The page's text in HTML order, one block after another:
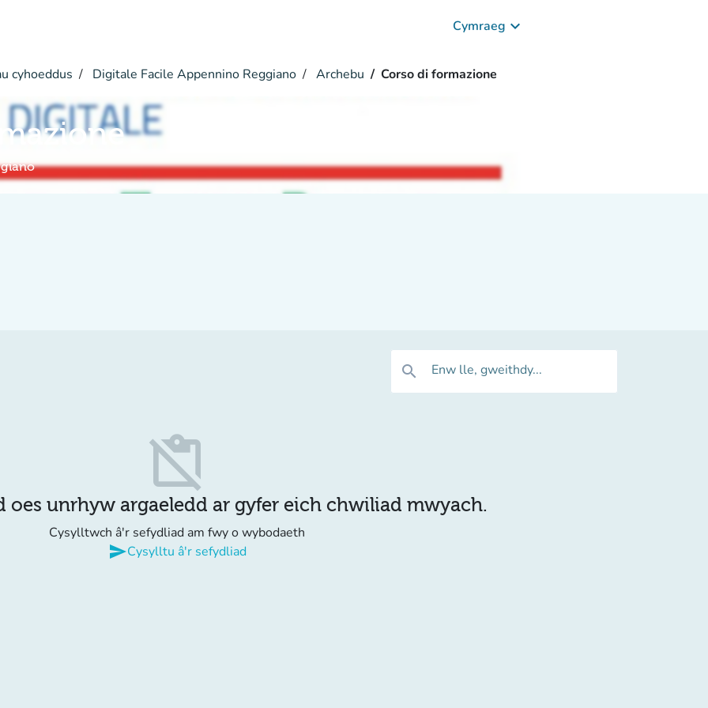
Cymraeg keyboard_arrow_down
cyhoeddus Digitale Facile Appennino Reggiano Archebu Corso di formazione
search Enw lle, gweithdy...
content_paste_off
oes unrhyw argaeledd ar gyfer eich chwiliad mwyach.
Cysylltwch â'r sefydliad am fwy o wybodaeth
sendCysylltu â'r sefydliad